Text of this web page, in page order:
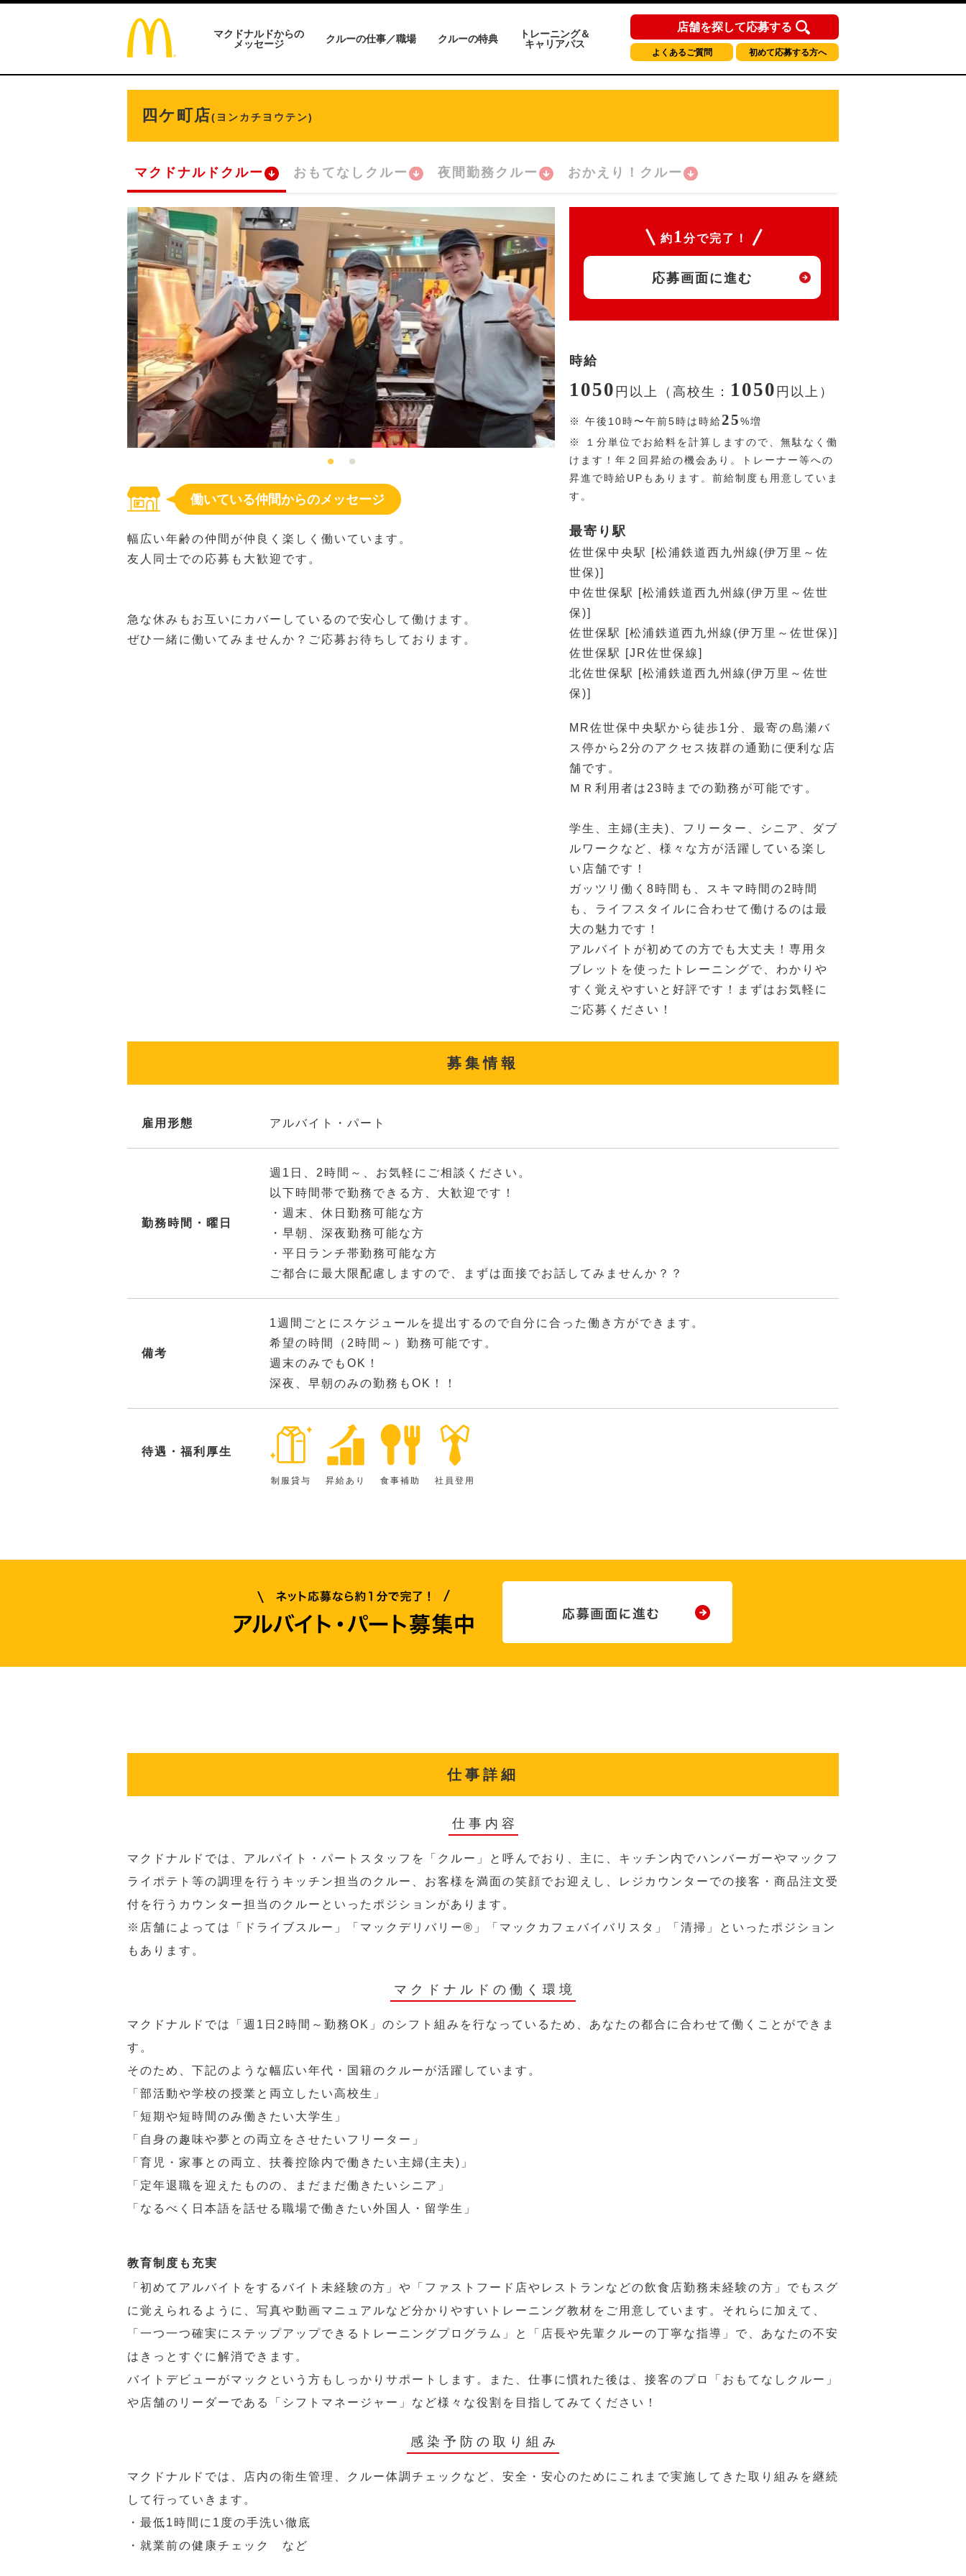
マクドナルドからの
メッセージ
クルーの仕事／職場 クルーの特典
トレーニング＆
キャリアパス
店舗を探して応募する
よくあるご質問 初めて応募する方へ
四ケ町店(ヨンカチヨウテン)
マクドナルドクルー おもてなしクルー 夜間勤務クルー おかえり！クルー
働いている仲間からのメッセージ
幅広い年齢の仲間が仲良く楽しく働いています。
友人同士での応募も大歓迎です。
急な休みもお互いにカバーしているので安心して働けます。
ぜひ一緒に働いてみませんか？ご応募お待ちしております。
約 1 分で完了！
応募画面に進む
時給
1050 円 以上（高校生： 1050 円 以上）
※ 午後10時〜午前5時は時給25%増
※
１分単位でお給料を計算しますので、無駄なく働
けます！年２回昇給の機会あり。トレーナー等への
昇進で時給UPもあります。前給制度も用意していま
す。
最寄り駅
佐世保中央駅 [松浦鉄道西九州線(伊万里～佐
世保)]
中佐世保駅 [松浦鉄道西九州線(伊万里～佐世
保)]
佐世保駅 [松浦鉄道西九州線(伊万里～佐世保)]
佐世保駅 [JR佐世保線]
北佐世保駅 [松浦鉄道西九州線(伊万里～佐世
保)]
MR佐世保中央駅から徒歩1分、最寄の島瀬バ
ス停から2分のアクセス抜群の通勤に便利な店
舗です。
ＭＲ利用者は23時までの勤務が可能です。
学生、主婦(主夫)、フリーター、シニア、ダブ
ルワークなど、様々な方が活躍している楽し
い店舗です！
ガッツリ働く8時間も、スキマ時間の2時間
も、ライフスタイルに合わせて働けるのは最
大の魅力です！
アルバイトが初めての方でも大丈夫！専用タ
ブレットを使ったトレーニングで、わかりや
すく覚えやすいと好評です！まずはお気軽に
ご応募ください！
募集情報
雇用形態 アルバイト・パート
勤務時間・曜日
週1日、2時間～、お気軽にご相談ください。
以下時間帯で勤務できる方、大歓迎です！
・週末、休日勤務可能な方
・早朝、深夜勤務可能な方
・平日ランチ帯勤務可能な方
ご都合に最大限配慮しますので、まずは面接でお話してみませんか？？
備考
1週間ごとにスケジュールを提出するので自分に合った働き方ができます。
希望の時間（2時間～）勤務可能です。
週末のみでもOK！
深夜、早朝のみの勤務もOK！！
待遇・福利厚生
制服貸与 昇給あり 食事補助 社員登用
仕事詳細
仕事内容
マクドナルドでは、アルバイト・パートスタッフを「クルー」と呼んでおり、主に、キッチン内でハンバーガーやマックフ
ライポテト等の調理を行うキッチン担当のクルー、お客様を満面の笑顔でお迎えし、レジカウンターでの接客・商品注文受
付を行うカウンター担当のクルーといったポジションがあります。
※店舗によっては「ドライブスルー」「マックデリバリー®︎」「マックカフェバイバリスタ」「清掃」といったポジション
もあります。
マクドナルドの働く環境
マクドナルドでは「週1日2時間～勤務OK」のシフト組みを行なっているため、あなたの都合に合わせて働くことができま
す。
そのため、下記のような幅広い年代・国籍のクルーが活躍しています。
「部活動や学校の授業と両立したい高校生」
「短期や短時間のみ働きたい大学生」
「自身の趣味や夢との両立をさせたいフリーター」
「育児・家事との両立、扶養控除内で働きたい主婦(主夫)」
「定年退職を迎えたものの、まだまだ働きたいシニア」
「なるべく日本語を話せる職場で働きたい外国人・留学生」
教育制度も充実
「初めてアルバイトをするバイト未経験の方」や「ファストフード店やレストランなどの飲食店勤務未経験の方」でもスグ
に覚えられるように、写真や動画マニュアルなど分かりやすいトレーニング教材をご用意しています。それらに加えて、
「一つ一つ確実にステップアップできるトレーニングプログラム」と「店長や先輩クルーの丁寧な指導」で、あなたの不安
はきっとすぐに解消できます。
バイトデビューがマックという方もしっかりサポートします。また、仕事に慣れた後は、接客のプロ「おもてなしクルー」
や店舗のリーダーである「シフトマネージャー」など様々な役割を目指してみてください！
感染予防の取り組み
マクドナルドでは、店内の衛生管理、クルー体調チェックなど、安全・安心のためにこれまで実施してきた取り組みを継続
して行っていきます。
・最低1時間に1度の手洗い徹底
・就業前の健康チェック など